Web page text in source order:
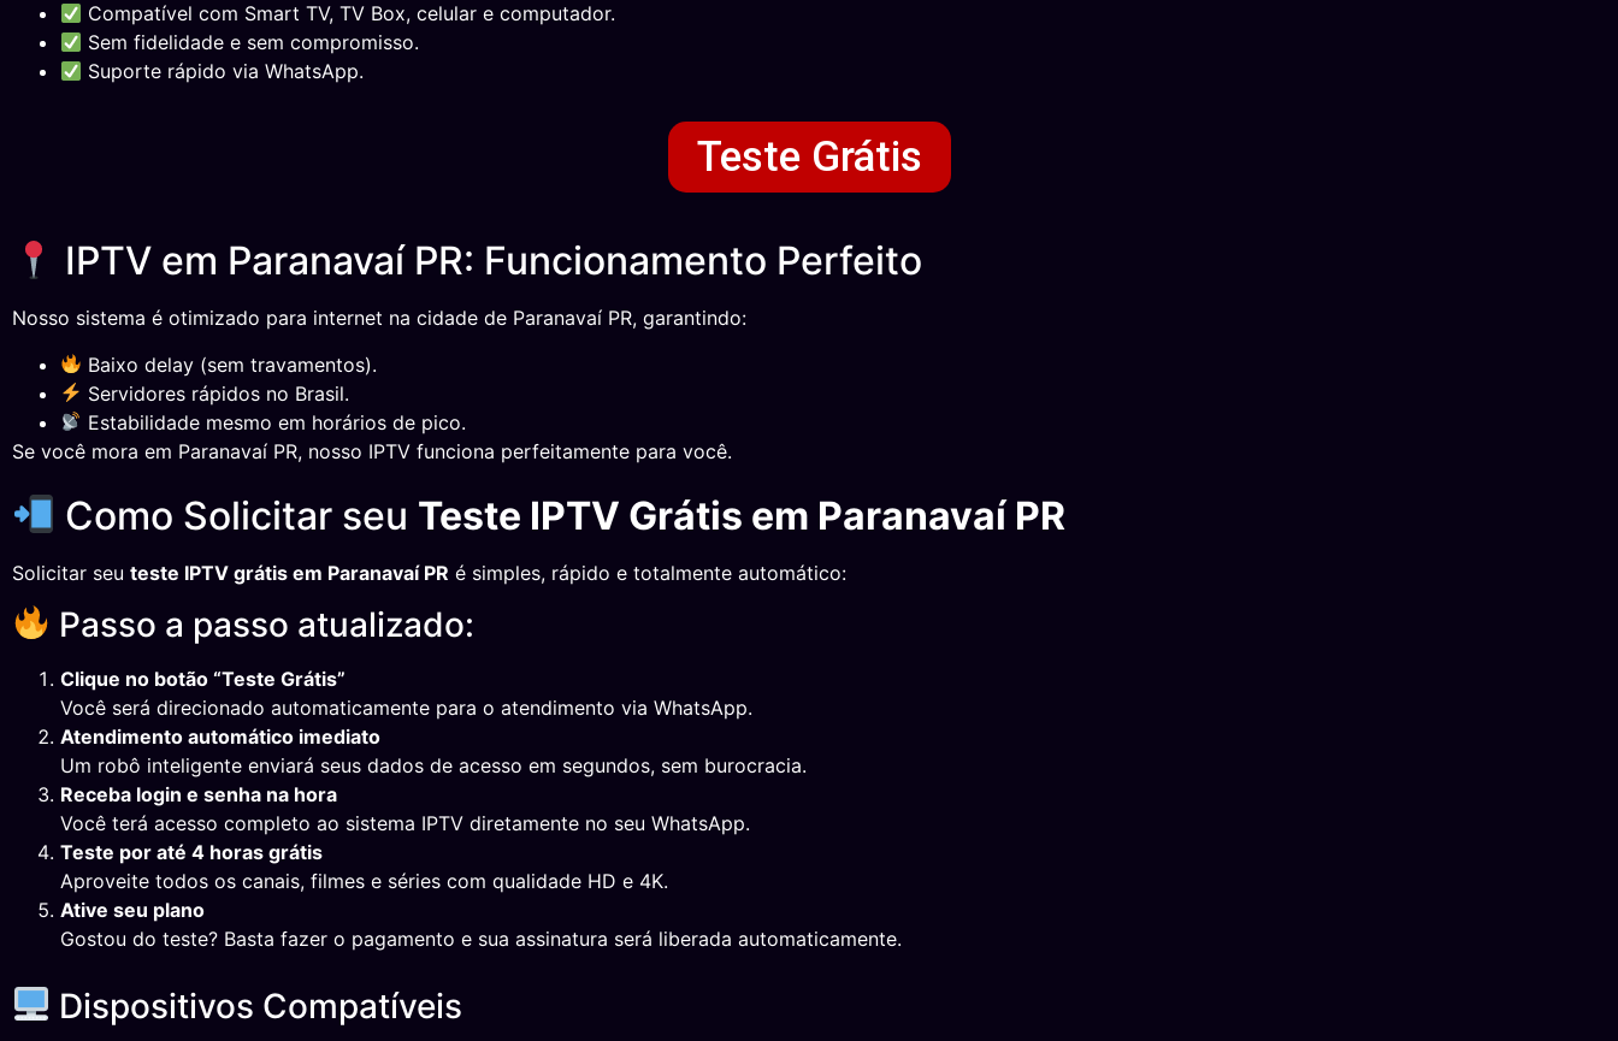
Compatível com Smart TV, TV Box, celular e computador.
Sem fidelidade e sem compromisso.
Suporte rápido via WhatsApp.
Teste Grátis
IPTV em Paranavaí PR: Funcionamento Perfeito
Nosso sistema é otimizado para internet na cidade de Paranavaí PR, garantindo:
Baixo delay (sem travamentos).
Servidores rápidos no Brasil.
Estabilidade mesmo em horários de pico.
Se você mora em Paranavaí PR, nosso IPTV funciona perfeitamente para você.
Como Solicitar seu Teste IPTV Grátis em Paranavaí PR
Solicitar seu teste IPTV grátis em Paranavaí PR é simples, rápido e totalmente automático:
Passo a passo atualizado:
Clique no botão “Teste Grátis”
Você será direcionado automaticamente para o atendimento via WhatsApp.
Atendimento automático imediato
Um robô inteligente enviará seus dados de acesso em segundos, sem burocracia.
Receba login e senha na hora
Você terá acesso completo ao sistema IPTV diretamente no seu WhatsApp.
Teste por até 4 horas grátis
Aproveite todos os canais, filmes e séries com qualidade HD e 4K.
Ative seu plano
Gostou do teste? Basta fazer o pagamento e sua assinatura será liberada automaticamente.
Dispositivos Compatíveis